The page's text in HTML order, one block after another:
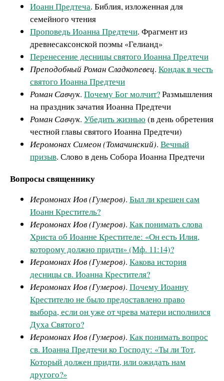
Иоанн Предтеча. Библия, изложенная для
семейного чтения
Проповедь Иоанна Предтечи. Фрагмент из
древнесаксонской поэмы «Гелианд»
Перенесение десницы святого Иоанна Предтечи
Преподобный Роман Сладкопевец. Кондак в честь
святого Иоанна Предтечи
Роман Савчук. Почему Бог молчит?Размышления
на праздник зачатия Иоанна Предтечи
Роман Савчук. Убедить жизнью (в день обретения
честной главы святого Иоанна Предтечи)
Иеромонах Симеон (Томачинский). Вечный
призыв. Слово в день Собора Иоанна Предтечи
Вопросы священнику
Иеромонах Иов (Гумеров). Был ли крещен сам
Иоанн Креститель?
Иеромонах Иов (Гумеров). Как понимать слова
Христа об Иоанне Крестителе: «Он есть Илия,
которому должно придти» (Мф. 11:14)?
Иеромонах Иов (Гумеров). Какова история
десницы св. Иоанна Крестителя?
Иеромонах Иов (Гумеров). Почему Иоанну
Крестителю не было предоставлено право
выбора, если он уже от чрева матери исполнился
Духа Святого?
Иеромонах Иов (Гумеров). Как понимать вопрос
св. Иоанна Предтечи ко Господу: «Ты ли Тот,
Который должен придти, или ожидать нам
другого?»